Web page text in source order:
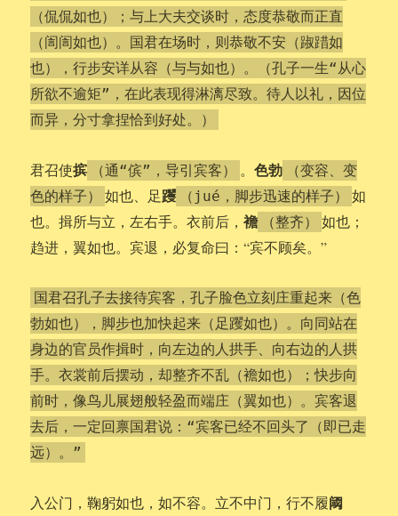
（侃侃如也）；与上大夫交谈时，态度恭敬而正直
（訚訚如也）。国君在场时，则恭敬不安（踧踖如
也），行步安详从容（与与如也）。（孔子一生“从心
所欲不逾矩”，在此表现得淋漓尽致。待人以礼，因位
而异，分寸拿捏恰到好处。）
君召使摈 （通“傧”，导引宾客） 。色勃
（变容、变
色的样子）
如也、足躩 （jué，脚步迅速的样子）
如
也。揖所与立，左右手。衣前后，襜 （整齐）
如也；
趋进，翼如也。宾退，必复命曰：“宾不顾矣。”
国君召孔子去接待宾客，孔子脸色立刻庄重起来（色
勃如也），脚步也加快起来（足躩如也）。向同站在
身边的官员作揖时，向左边的人拱手、向右边的人拱
手。衣裳前后摆动，却整齐不乱（襜如也）；快步向
前时，像鸟儿展翅般轻盈而端庄（翼如也）。宾客退
去后，一定回禀国君说：“宾客已经不回头了（即已走
远）。”
入公门，鞠躬如也，如不容。立不中门，行不履阈